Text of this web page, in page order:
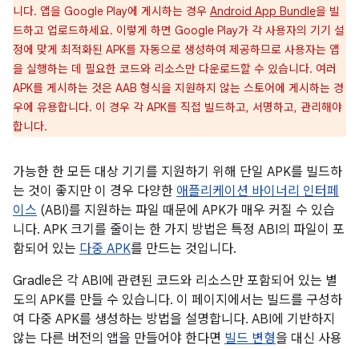
니다. 앱을 Google Play에 게시하는 경우 Android App Bundle을 빌
드하고 업로드하세요. 이렇게 하면 Google Play가 각 사용자의 기기 설
정에 맞게 최적화된 APK를 자동으로 생성하여 제공하므로 사용자는 앱
을 실행하는 데 필요한 코드와 리소스만 다운로드할 수 있습니다. 여러
APK를 게시하는 것은 AAB 형식을 지원하지 않는 스토어에 게시하는 경
우에 유용합니다. 이 경우 각 APK를 직접 빌드하고, 서명하고, 관리해야
합니다.
가능한 한 모든 대상 기기를 지원하기 위해 단일 APK를 빌드하
는 것이 좋지만 이 경우 다양한 애플리케이션 바이너리 인터페
이스 (ABI)를 지원하는 파일 때문에 APK가 매우 커질 수 있습
니다. APK 크기를 줄이는 한 가지 방법은 특정 ABI의 파일이 포
함되어 있는 다중 APK를 만드는 것입니다.
Gradle은 각 ABI에 관련된 코드와 리소스만 포함되어 있는 별
도의 APK를 만들 수 있습니다. 이 페이지에서는 빌드를 구성하
여 다중 APK를 생성하는 방법을 설명합니다. ABI에 기반하지
않는 다른 버전의 앱을 만들어야 한다면 빌드 변형을 대신 사용